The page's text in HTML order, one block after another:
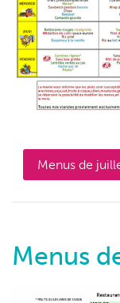
Menus de
Menus